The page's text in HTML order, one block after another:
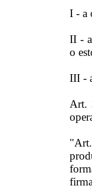
I - a
II -
o
III -
Art.